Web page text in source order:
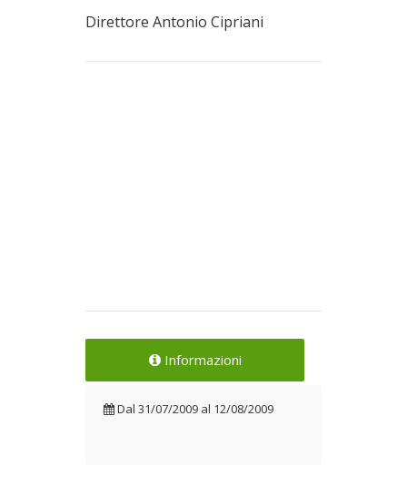
Direttore Antonio Cipriani
Informazioni
Dal 31/07/2009 al 12/08/2009